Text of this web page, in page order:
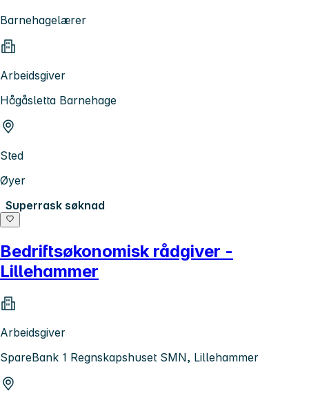
Barnehagelærer
Arbeidsgiver
Hågåsletta Barnehage
Sted
Øyer
Superrask søknad
Bedriftsøkonomisk rådgiver -
Lillehammer
Arbeidsgiver
SpareBank 1 Regnskapshuset SMN, Lillehammer